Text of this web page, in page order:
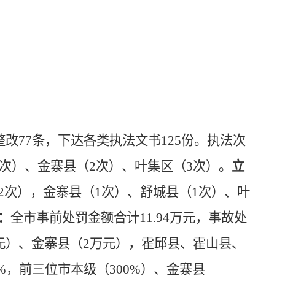
改77条，下达各类执法文书125份。执法次
次）、 金寨县 （2次）、 叶集区（3次） 。 立
次） ，金寨县（1次）、舒城县（1次）、叶
全市事前处罚金额合计11.94万元，事故处
、金寨县（2万元），霍邱县、霍山县、
前三位市本级（300%）、金寨县